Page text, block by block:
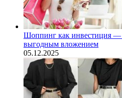
Шоппинг как инвестиция —
выгодным вложением
05.12.2025